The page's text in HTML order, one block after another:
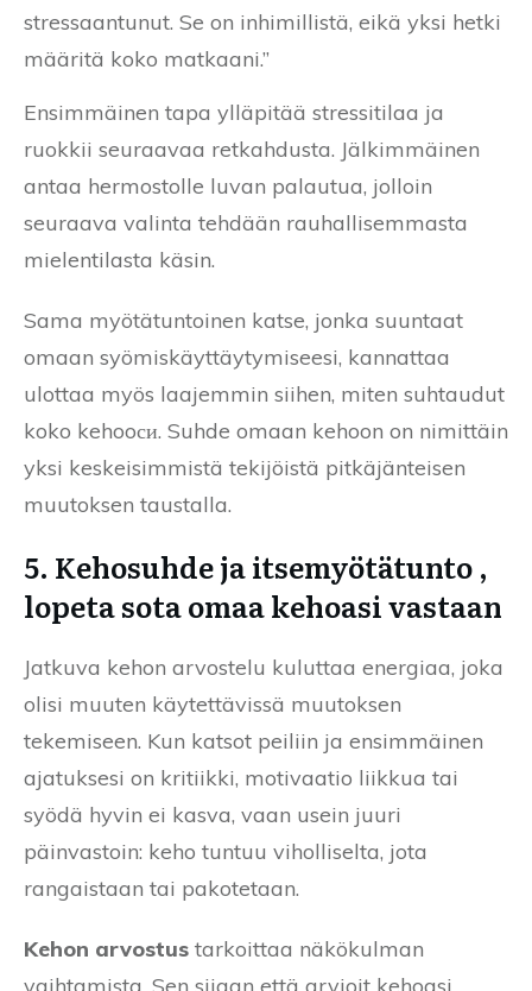
stressaantunut. Se on inhimillistä, eikä yksi hetki
määritä koko matkaani.”
Ensimmäinen tapa ylläpitää stressitilaa ja
ruokkii seuraavaa retkahdusta. Jälkimmäinen
antaa hermostolle luvan palautua, jolloin
seuraava valinta tehdään rauhallisemmasta
mielentilasta käsin.
Sama myötätuntoinen katse, jonka suuntaat
omaan syömiskäyttäytymiseesi, kannattaa
ulottaa myös laajemmin siihen, miten suhtaudut
koko kehooси. Suhde omaan kehoon on nimittäin
yksi keskeisimmistä tekijöistä pitkäjänteisen
muutoksen taustalla.
5. Kehosuhde ja itsemyötätunto ,
lopeta sota omaa kehoasi vastaan
Jatkuva kehon arvostelu kuluttaa energiaa, joka
olisi muuten käytettävissä muutoksen
tekemiseen. Kun katsot peiliin ja ensimmäinen
ajatuksesi on kritiikki, motivaatio liikkua tai
syödä hyvin ei kasva, vaan usein juuri
päinvastoin: keho tuntuu viholliselta, jota
rangaistaan tai pakotetaan.
Kehon arvostus tarkoittaa näkökulman
vaihtamista. Sen sijaan että arvioit kehoasi